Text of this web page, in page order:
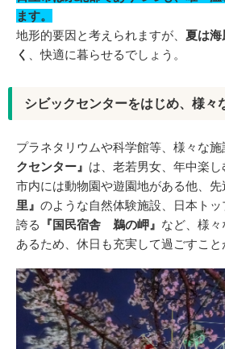
ます。
地形的要因と考えられますが、 夏は海
く 、快適に暮らせるでしょう。
シビックセンターをはじめ、様々
プラネタリウムや科学館等、様々な施
クセンター』 は、老若男女、年中楽し
市内には動物園や遊園地がある他、先
里』 のような自然体験施設、日本ト
誇る
『国民宿舎 鵜の岬』 など、様
あるため、休日も充実して過ごすこと